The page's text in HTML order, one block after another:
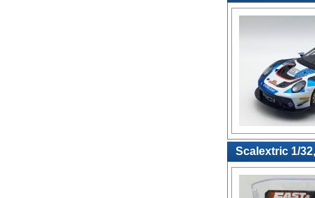
Scalextric 1/